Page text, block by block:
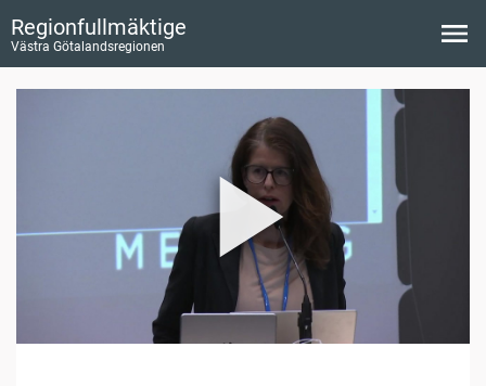
Regionfullmäktige
Västra Götalandsregionen